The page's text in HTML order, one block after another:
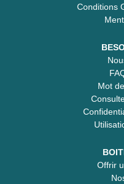
Conditions
Mot
Offrir